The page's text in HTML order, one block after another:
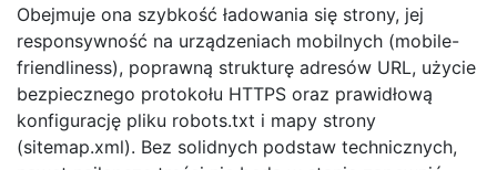
Obejmuje ona szybkość ładowania się strony, jej
responsywność na urządzeniach mobilnych (mobile-
friendliness), poprawną strukturę adresów URL, użycie
bezpiecznego protokołu HTTPS oraz prawidłową
konfigurację pliku robots.txt i mapy strony
(sitemap.xml). Bez solidnych podstaw technicznych,